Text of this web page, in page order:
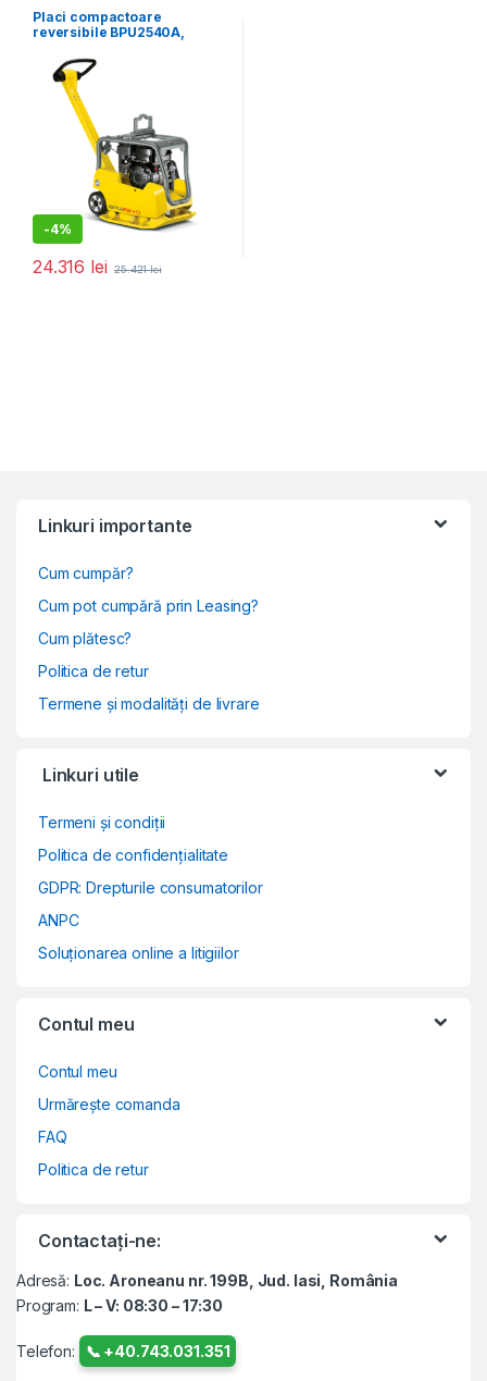
Placi compactoare
reversibile BPU2540A,
OTOR HONDA
GX160,PORNIRE LA SFOARA
-4%
24.316 lei 25.421lei
Linkuri importante
Cum cumpăr?
Cum pot cumpără prin Leasing?
Cum plătesc?
Politica de retur
Termene și modalități de livrare
Linkuri utile
Termeni și condiții
Politica de confidențialitate
GDPR: Drepturile consumatorilor
ANPC
Soluționarea online a litigiilor
Contul meu
Contul meu
Urmărește comanda
FAQ
Politica de retur
Contactați-ne:
Adresă: Loc. Aroneanu nr. 199B, Jud. Iasi, România
Program: L – V: 08:30 – 17:30
Telefon: 📞 +40.743.031.351